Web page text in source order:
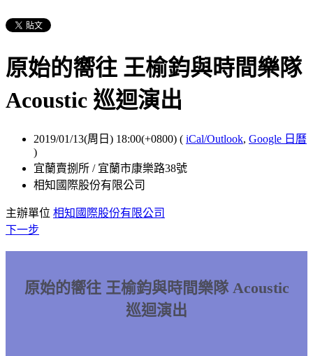
原始的嚮往 王榆鈞與時間樂隊
Acoustic 巡迴演出
2019/01/13(周日) 18:00(+0800) ( iCal/Outlook, Google 日曆
)
宜蘭賣捌所 / 宜蘭市康樂路38號
相知國際股份有限公司
主辦單位 相知國際股份有限公司
下一步
原始的嚮往 王榆鈞與時間樂隊 Acoustic
巡迴演出